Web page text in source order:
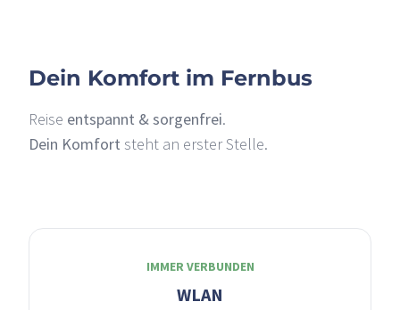
Dein Komfort im Fernbus
Reise entspannt & sorgenfrei.
Dein Komfort steht an erster Stelle.
IMMER VERBUNDEN
WLAN